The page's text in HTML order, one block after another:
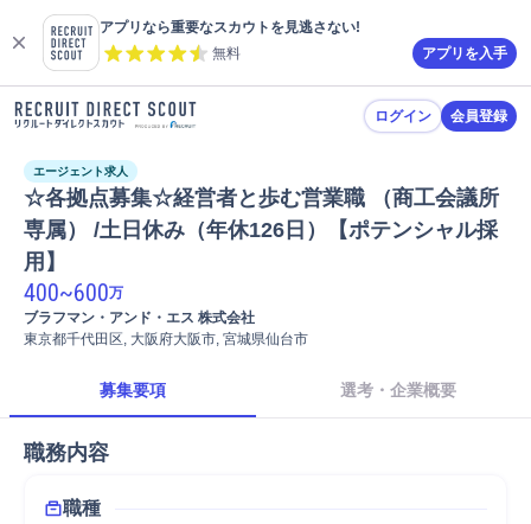
アプリなら重要なスカウトを見逃さない!
無料
アプリを入手
ログイン 会員登録
エージェント求人
☆各拠点募集☆経営者と歩む営業職 （商工会議所
専属） /土日休み（年休126日）【ポテンシャル採
用】
400~600万
ブラフマン・アンド・エス 株式会社
東京都千代田区, 大阪府大阪市, 宮城県仙台市
募集要項 選考・企業概要
職務内容
職種